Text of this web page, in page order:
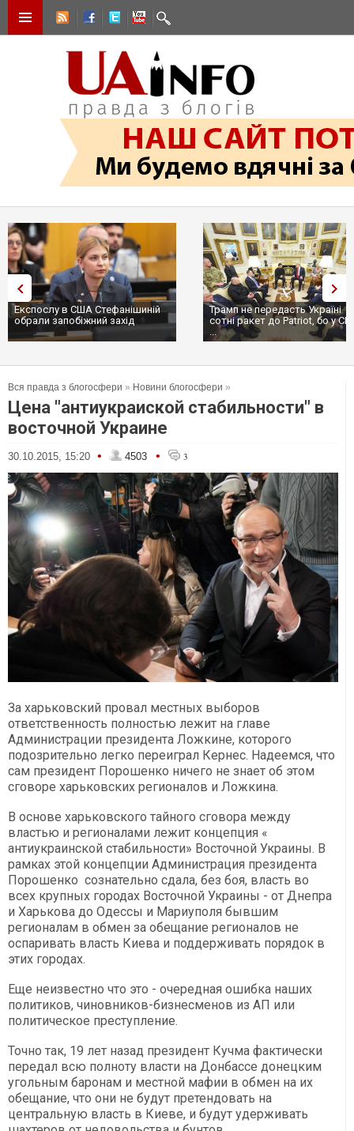
Експослу в США Стефанішиній
обрали запобіжний захід
Трамп не передасть Україні
сотні ракет до Patriot, бо у США
Вся правда з блогосфери » Новини блогосфери »
Цена "антиукраиской стабильности" в
восточной Украине
30.10.2015, 15:20 • 4503 • 3
За харьковский провал местных выборов
ответственность полностью лежит на главе
Администрации президента Ложкине, которого
подозрительно легко переиграл Кернес. Надеемся, что
сам президент Порошенко ничего не знает об этом
сговоре харьковских регионалов и Ложкина.
В основе харьковского тайного сговора между
властью и регионалами лежит концепция «
антиукраинской стабильности» Восточной Украины. В
рамках этой концепции Администрация президента
Порошенко сознательно сдала, без боя, власть во
всех крупных городах Восточной Украины - от Днепра
и Харькова до Одессы и Мариуполя бывшим
регионалам в обмен за обещание регионалов не
оспаривать власть Киева и поддерживать порядок в
этих городах.
Еще неизвестно что это - очередная ошибка наших
политиков, чиновников-бизнесменов из АП или
политическое преступление.
Точно так, 19 лет назад президент Кучма фактически
передал всю полноту власти на Донбассе донецким
угольным баронам и местной мафии в обмен на их
обещание, что они не будут претендовать на
центральную власть в Киеве, и будут удерживать